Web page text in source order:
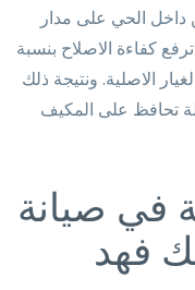
داخل الحي على مدار
كفاءة الاصلاح بنسبة
الاصلية. ونتيجة ذلك
تحافظ على المكيف
في صيانة
فهد